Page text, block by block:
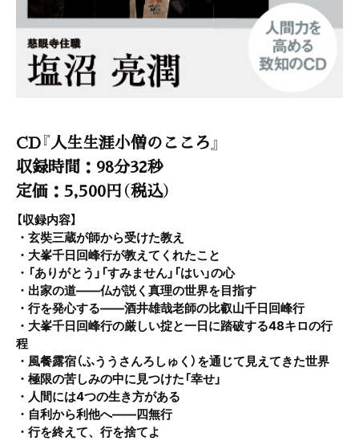
CD『人生生涯小僧のこころ』
収録時間：98分32秒
定価：5,500円（税込）
【収録内容】
・玄奘三蔵が師から受けた教え
・大峯千日回峰行が教えてくれたこと
・「ありがとう」「すみません」「はい」の心
・出家の道――仏が説く真理の世界を目指す
・行を発心する――酒井雄哉老師の比叡山千日回峰行
・大峯千日回峰行の厳しい掟と一日に踏破する48キロの行
程
・風餐露宿（ふううさんろしゅく）を通じて見えてきた世界
・極限の苦しみの中に見つけた「幸せ」
・人間には4つの生き方がある
・自利から利他へ――四無行
・行を終えて、行を捨てよ